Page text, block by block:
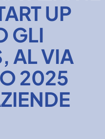
UP
GLI
AL VIA
2025